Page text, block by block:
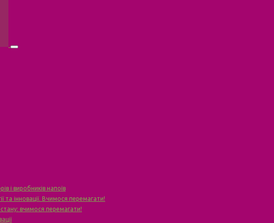
і виробників напоїв
та інновації. Вчимося перемагати!
вчимося перемагати!